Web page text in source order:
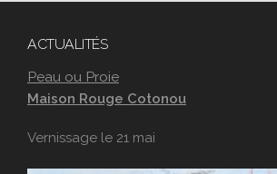
ACTUALITÉS
Peau ou Proie
Maison Rouge Cotonou
Vernissage le 21 mai